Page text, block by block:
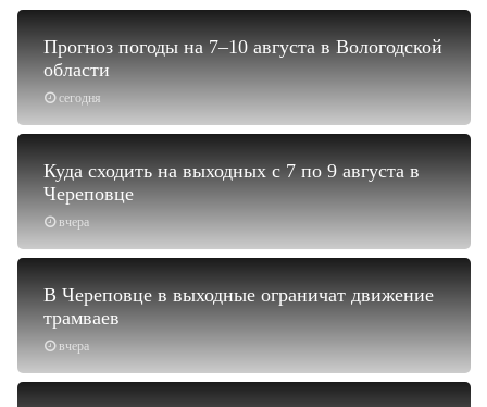
сегодня
Прогноз погоды на 7–10 августа в Вологодской
области
вчера
Куда сходить на выходных с 7 по 9 августа в
Череповце
вчера
В Череповце в выходные ограничат движение
трамваев